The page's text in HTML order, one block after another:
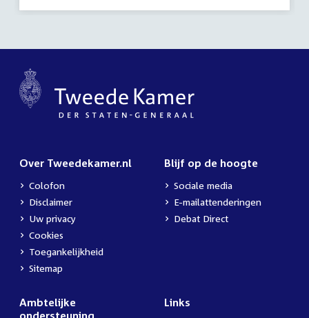
Over Tweedekamer.nl
Colofon
Disclaimer
Uw privacy
Cookies
Toegankelijkheid
Sitemap
Blijf op de hoogte
Sociale media
E-mailattenderingen
Debat Direct
Ambtelijke
ondersteuning
Links